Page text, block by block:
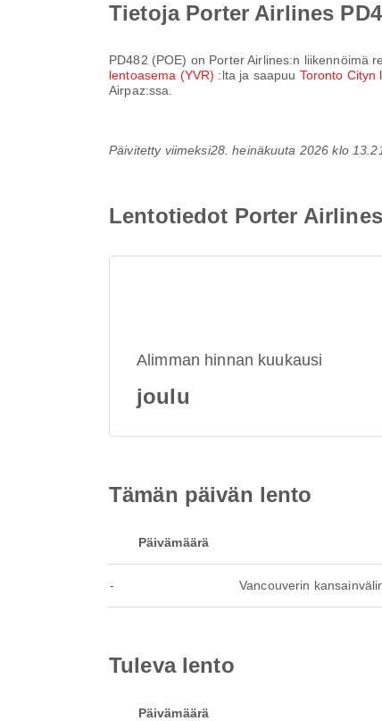
Tietoja Porter Airlines
PD482 (POE) on Porter Airlines:n liikennöimä
lentoasema (YVR) :lta ja saapuu Toronto Cityn
Airpaz:ssa.
Päivitetty viimeksi28. heinäkuuta 2026 klo
Lentotiedot Porter Airlines
Alimman hinnan kuukausi
joulu
Tämän päivän lento
Päivämäärä
- Vancouverin
Tuleva lento
Päivämäärä